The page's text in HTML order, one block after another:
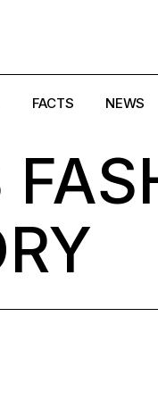
FACTS
Creators
Crisis Hotlines/Pages
Disclaimer
Get in Touch
NEWS
Search